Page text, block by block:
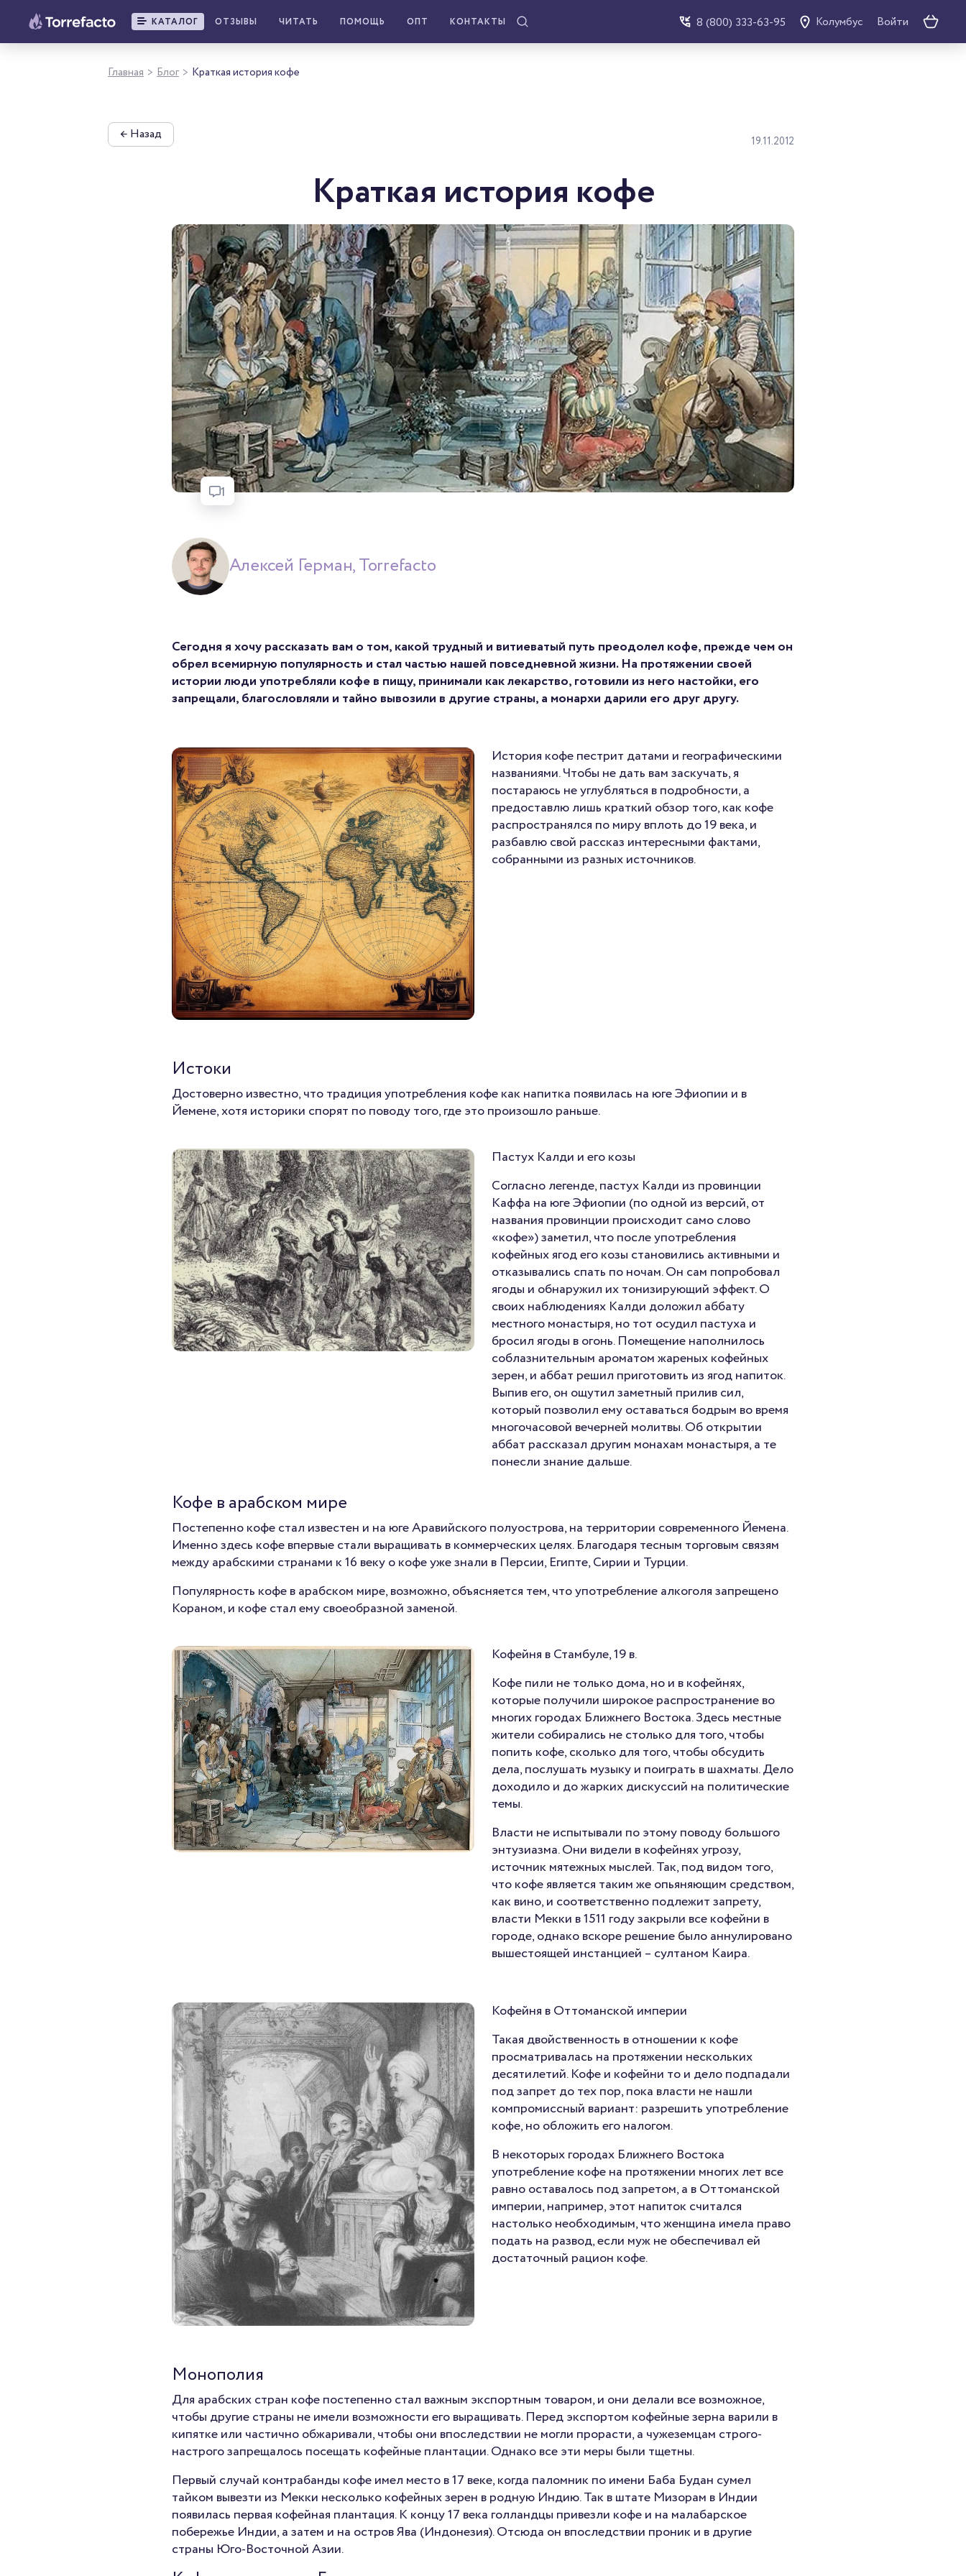
КАТАЛОГ ОТЗЫВЫ ЧИТАТЬ ПОМОЩЬ ОПТ КОНТАКТЫ 8 (800) 333-63-95 Колумбус Войти
Главная > Блог > Краткая история кофе
← Назад 19.11.2012
Краткая история кофе
1
Алексей Герман, Torrefacto
Сегодня я хочу рассказать вам о том, какой трудный и витиеватый путь преодолел кофе, прежде чем он
обрел всемирную популярность и стал частью нашей повседневной жизни. На протяжении своей
истории люди употребляли кофе в пищу, принимали как лекарство, готовили из него настойки, его
запрещали, благословляли и тайно вывозили в другие страны, а монархи дарили его друг другу.
История кофе пестрит датами и географическими
названиями. Чтобы не дать вам заскучать, я
постараюсь не углубляться в подробности, а
предоставлю лишь краткий обзор того, как кофе
распространялся по миру вплоть до 19 века, и
разбавлю свой рассказ интересными фактами,
собранными из разных источников.
Истоки
Достоверно известно, что традиция употребления кофе как напитка появилась на юге Эфиопии и в
Йемене, хотя историки спорят по поводу того, где это произошло раньше.
Пастух Калди и его козы
Согласно легенде, пастух Калди из провинции
Каффа на юге Эфиопии (по одной из версий, от
названия провинции происходит само слово
«кофе») заметил, что после употребления
кофейных ягод его козы становились активными и
отказывались спать по ночам. Он сам попробовал
ягоды и обнаружил их тонизирующий эффект. О
своих наблюдениях Калди доложил аббату
местного монастыря, но тот осудил пастуха и
бросил ягоды в огонь. Помещение наполнилось
соблазнительным ароматом жареных кофейных
зерен, и аббат решил приготовить из ягод напиток.
Выпив его, он ощутил заметный прилив сил,
который позволил ему оставаться бодрым во время
многочасовой вечерней молитвы. Об открытии
аббат рассказал другим монахам монастыря, а те
понесли знание дальше.
Кофе в арабском мире
Постепенно кофе стал известен и на юге Аравийского полуострова, на территории современного Йемена.
Именно здесь кофе впервые стали выращивать в коммерческих целях. Благодаря тесным торговым связям
между арабскими странами к 16 веку о кофе уже знали в Персии, Египте, Сирии и Турции.
Популярность кофе в арабском мире, возможно, объясняется тем, что употребление алкоголя запрещено
Кораном, и кофе стал ему своеобразной заменой.
Кофейня в Стамбуле, 19 в.
Кофе пили не только дома, но и в кофейнях,
которые получили широкое распространение во
многих городах Ближнего Востока. Здесь местные
жители собирались не столько для того, чтобы
попить кофе, сколько для того, чтобы обсудить
дела, послушать музыку и поиграть в шахматы. Дело
доходило и до жарких дискуссий на политические
темы.
Власти не испытывали по этому поводу большого
энтузиазма. Они видели в кофейнях угрозу,
источник мятежных мыслей. Так, под видом того,
что кофе является таким же опьяняющим средством,
как вино, и соответственно подлежит запрету,
власти Мекки в 1511 году закрыли все кофейни в
городе, однако вскоре решение было аннулировано
вышестоящей инстанцией – султаном Каира.
Кофейня в Оттоманской империи
Такая двойственность в отношении к кофе
просматривалась на протяжении нескольких
десятилетий. Кофе и кофейни то и дело подпадали
под запрет до тех пор, пока власти не нашли
компромиссный вариант: разрешить употребление
кофе, но обложить его налогом.
В некоторых городах Ближнего Востока
употребление кофе на протяжении многих лет все
равно оставалось под запретом, а в Оттоманской
империи, например, этот напиток считался
настолько необходимым, что женщина имела право
подать на развод, если муж не обеспечивал ей
достаточный рацион кофе.
Монополия
Для арабских стран кофе постепенно стал важным экспортным товаром, и они делали все возможное,
чтобы другие страны не имели возможности его выращивать. Перед экспортом кофейные зерна варили в
кипятке или частично обжаривали, чтобы они впоследствии не могли прорасти, а чужеземцам строго-
настрого запрещалось посещать кофейные плантации. Однако все эти меры были тщетны.
Первый случай контрабанды кофе имел место в 17 веке, когда паломник по имени Баба Будан сумел
тайком вывезти из Мекки несколько кофейных зерен в родную Индию. Так в штате Мизорам в Индии
появилась первая кофейная плантация. К концу 17 века голландцы привезли кофе и на малабарское
побережье Индии, а затем и на остров Ява (Индонезия). Отсюда он впоследствии проник и в другие
страны Юго-Восточной Азии.